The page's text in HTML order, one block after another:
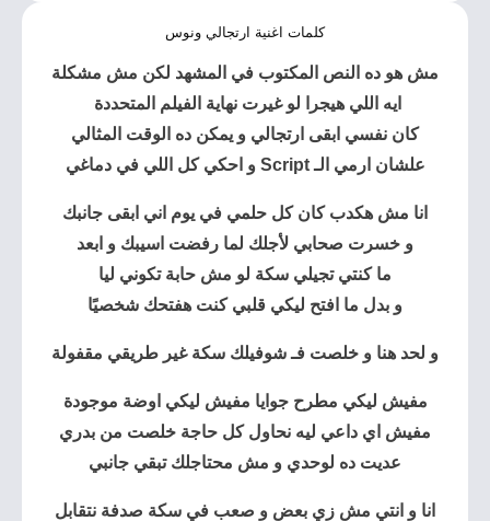
كلمات اغنية ارتجالي ونوس
مش هو ده النص المكتوب في المشهد لكن مش مشكلة
ايه اللي هيجرا لو غيرت نهاية الفيلم المتحددة
كان نفسي ابقى ارتجالي و يمكن ده الوقت المثالي
علشان ارمي الـ Script و احكي كل اللي في دماغي
انا مش هكدب كان كل حلمي في يوم اني ابقى جانبك
و خسرت صحابي لأجلك لما رفضت اسيبك و ابعد
ما كنتي تجيلي سكة لو مش حابة تكوني ليا
و بدل ما افتح ليكي قلبي كنت هفتحك شخصيًا
و لحد هنا و خلصت فـ شوفيلك سكة غير طريقي مقفولة
مفيش ليكي مطرح جوايا مفيش ليكي اوضة موجودة
مفيش اي داعي ليه نحاول كل حاجة خلصت من بدري
عديت ده لوحدي و مش محتاجلك تبقي جانبي
انا و انتي مش زي بعض و صعب في سكة صدفة نتقابل